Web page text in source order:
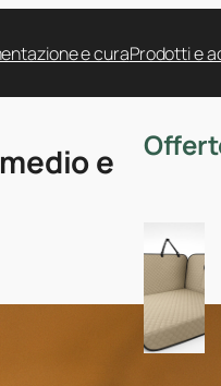
e curaProdotti e
e